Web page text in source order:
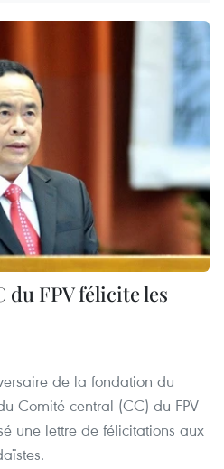
du FPV félicite les
de la fondation du
Comité central (CC) du FPV
une lettre de félicitations aux